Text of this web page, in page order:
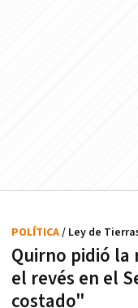
Quirno pidió la
el revés en el
costado"
POLÍTICA/ Ley de